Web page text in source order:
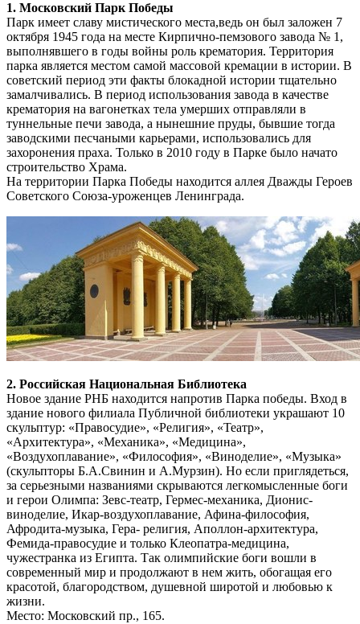
1. Московский Парк Победы
Парк имеет славу мистического места,ведь он был заложен 7
октября 1945 года на месте Кирпично-пемзового завода № 1,
выполнявшего в годы войны роль крематория. Территория
парка является местом самой массовой кремации в истории. В
советский период эти факты блокадной истории тщательно
замалчивались. В период использования завода в качестве
крематория на вагонетках тела умерших отправляли в
туннельные печи завода, а нынешние пруды, бывшие тогда
заводскими песчаными карьерами, использовались для
захоронения праха. Только в 2010 году в Парке было начато
строительство Храма.
На территории Парка Победы находится аллея Дважды Героев
Советского Союза-уроженцев Ленинграда.
2. Российская Национальная Библиотека
Новое здание РНБ находится напротив Парка победы. Вход в
здание нового филиала Публичной библиотеки украшают 10
скульптур: «Правосудие», «Религия», «Театр»,
«Архитектура», «Механика», «Медицина»,
«Воздухоплавание», «Философия», «Виноделие», «Музыка»
(скульпторы Б.А.Свинин и А.Мурзин). Но если приглядеться,
за серьезными названиями скрываются легкомысленные боги
и герои Олимпа: Зевс-театр, Гермес-механика, Дионис-
виноделие, Икар-воздухоплавание, Афина-философия,
Афродита-музыка, Гера- религия, Аполлон-архитектура,
Фемида-правосудие и только Клеопатра-медицина,
чужестранка из Египта. Так олимпийские боги вошли в
современный мир и продолжают в нем жить, обогащая его
красотой, благородством, душевной широтой и любовью к
жизни.
Место: Московский пр., 165.